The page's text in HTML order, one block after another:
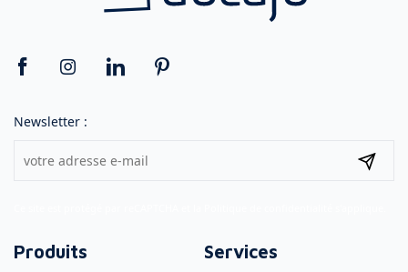
Newsletter :
Produits Services